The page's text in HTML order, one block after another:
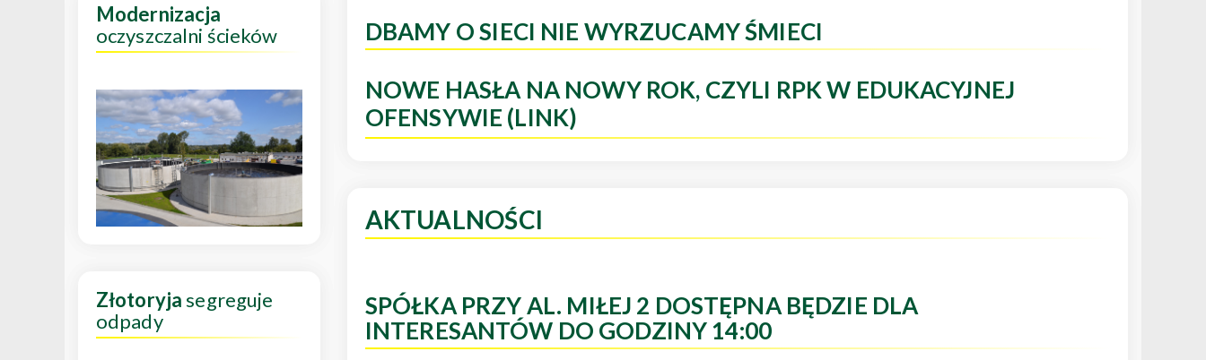
DBAMY O SIECI NIE WYRZUCAMY ŚMIECI
NOWE HASŁA NA NOWY ROK, CZYLI RPK W EDUKACYJNEJ
OFENSYWIE (LINK)
AKTUALNOŚCI
SPÓŁKA PRZY AL. MIŁEJ 2 DOSTĘPNA BĘDZIE DLA
INTERESANTÓW DO GODZINY 14:00
Modernizacja
oczyszczalni ścieków
Złotoryjasegreguje
odpady